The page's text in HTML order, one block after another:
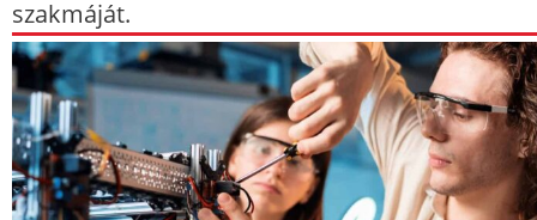
szakmáját.